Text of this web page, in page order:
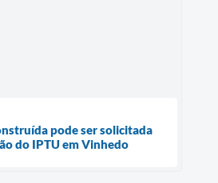
pode ser solicitada
do IPTU em Vinhedo